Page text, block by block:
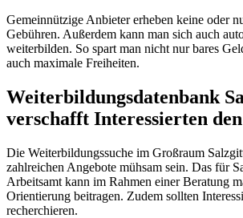
Gemeinnützige Anbieter erheben keine oder
Gebühren. Außerdem kann man sich auch
weiterbilden. So spart man nicht nur bares
auch maximale Freiheiten.
Weiterbildungsdatenbank
verschafft Interessierten
Die Weiterbildungssuche im Großraum
zahlreichen Angebote mühsam sein. Das für
Arbeitsamt kann im Rahmen einer Beratung
Orientierung beitragen. Zudem sollten
recherchieren.